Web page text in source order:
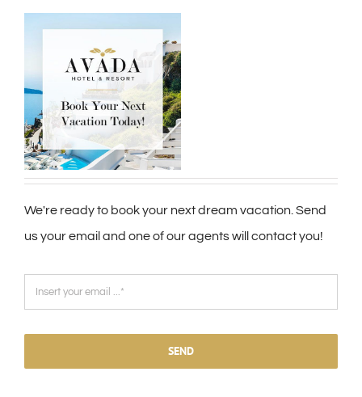
We're ready to book your next dream vacation. Send
us your email and one of our agents will contact you!
SEND